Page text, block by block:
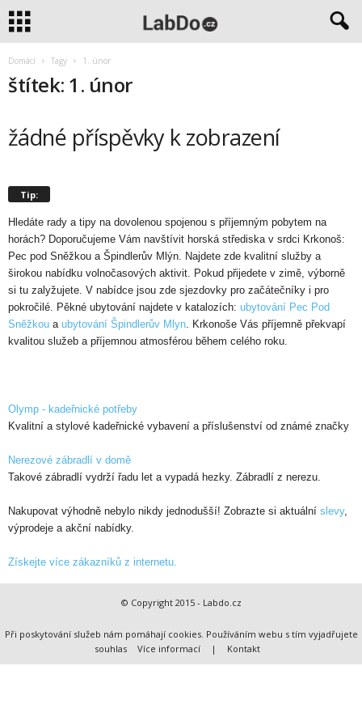
Domácí Tagy 1. únor
štítek: 1. únor
žádné příspěvky k zobrazení
Tip:
Hledáte rady a tipy na dovolenou spojenou s příjemným pobytem na
horách? Doporučujeme Vám navštívit horská střediska v srdci Krkonoš:
Pec pod Sněžkou a Špindlerův Mlýn. Najdete zde kvalitní služby a
širokou nabídku volnočasových aktivit. Pokud přijedete v zimě, výborně
si tu zalyžujete. V nabídce jsou zde sjezdovky pro začátečníky i pro
pokročilé. Pěkné ubytování najdete v katalozích: ubytování Pec Pod
Sněžkou a ubytování Špindlerův Mlyn . Krkonoše Vás příjemně překvapí
kvalitou služeb a příjemnou atmosférou během celého roku.
Olymp - kadeřnické potřeby
Kvalitní a stylové kadeřnické vybavení a příslušenství od známé značky
Nerezové zábradlí v domě
Takové zábradlí vydrží řadu let a vypadá hezky. Zábradlí z nerezu.
Nakupovat výhodně nebylo nikdy jednodušší! Zobrazte si aktuální slevy,
výprodeje a akční nabídky.
Získejte více zákazníků z internetu.
© Copyright 2015 - Labdo.cz
Při poskytování služeb nám pomáhají cookies. Používáním webu s tím vyjadřujete
souhlas
Více informací | Kontakt